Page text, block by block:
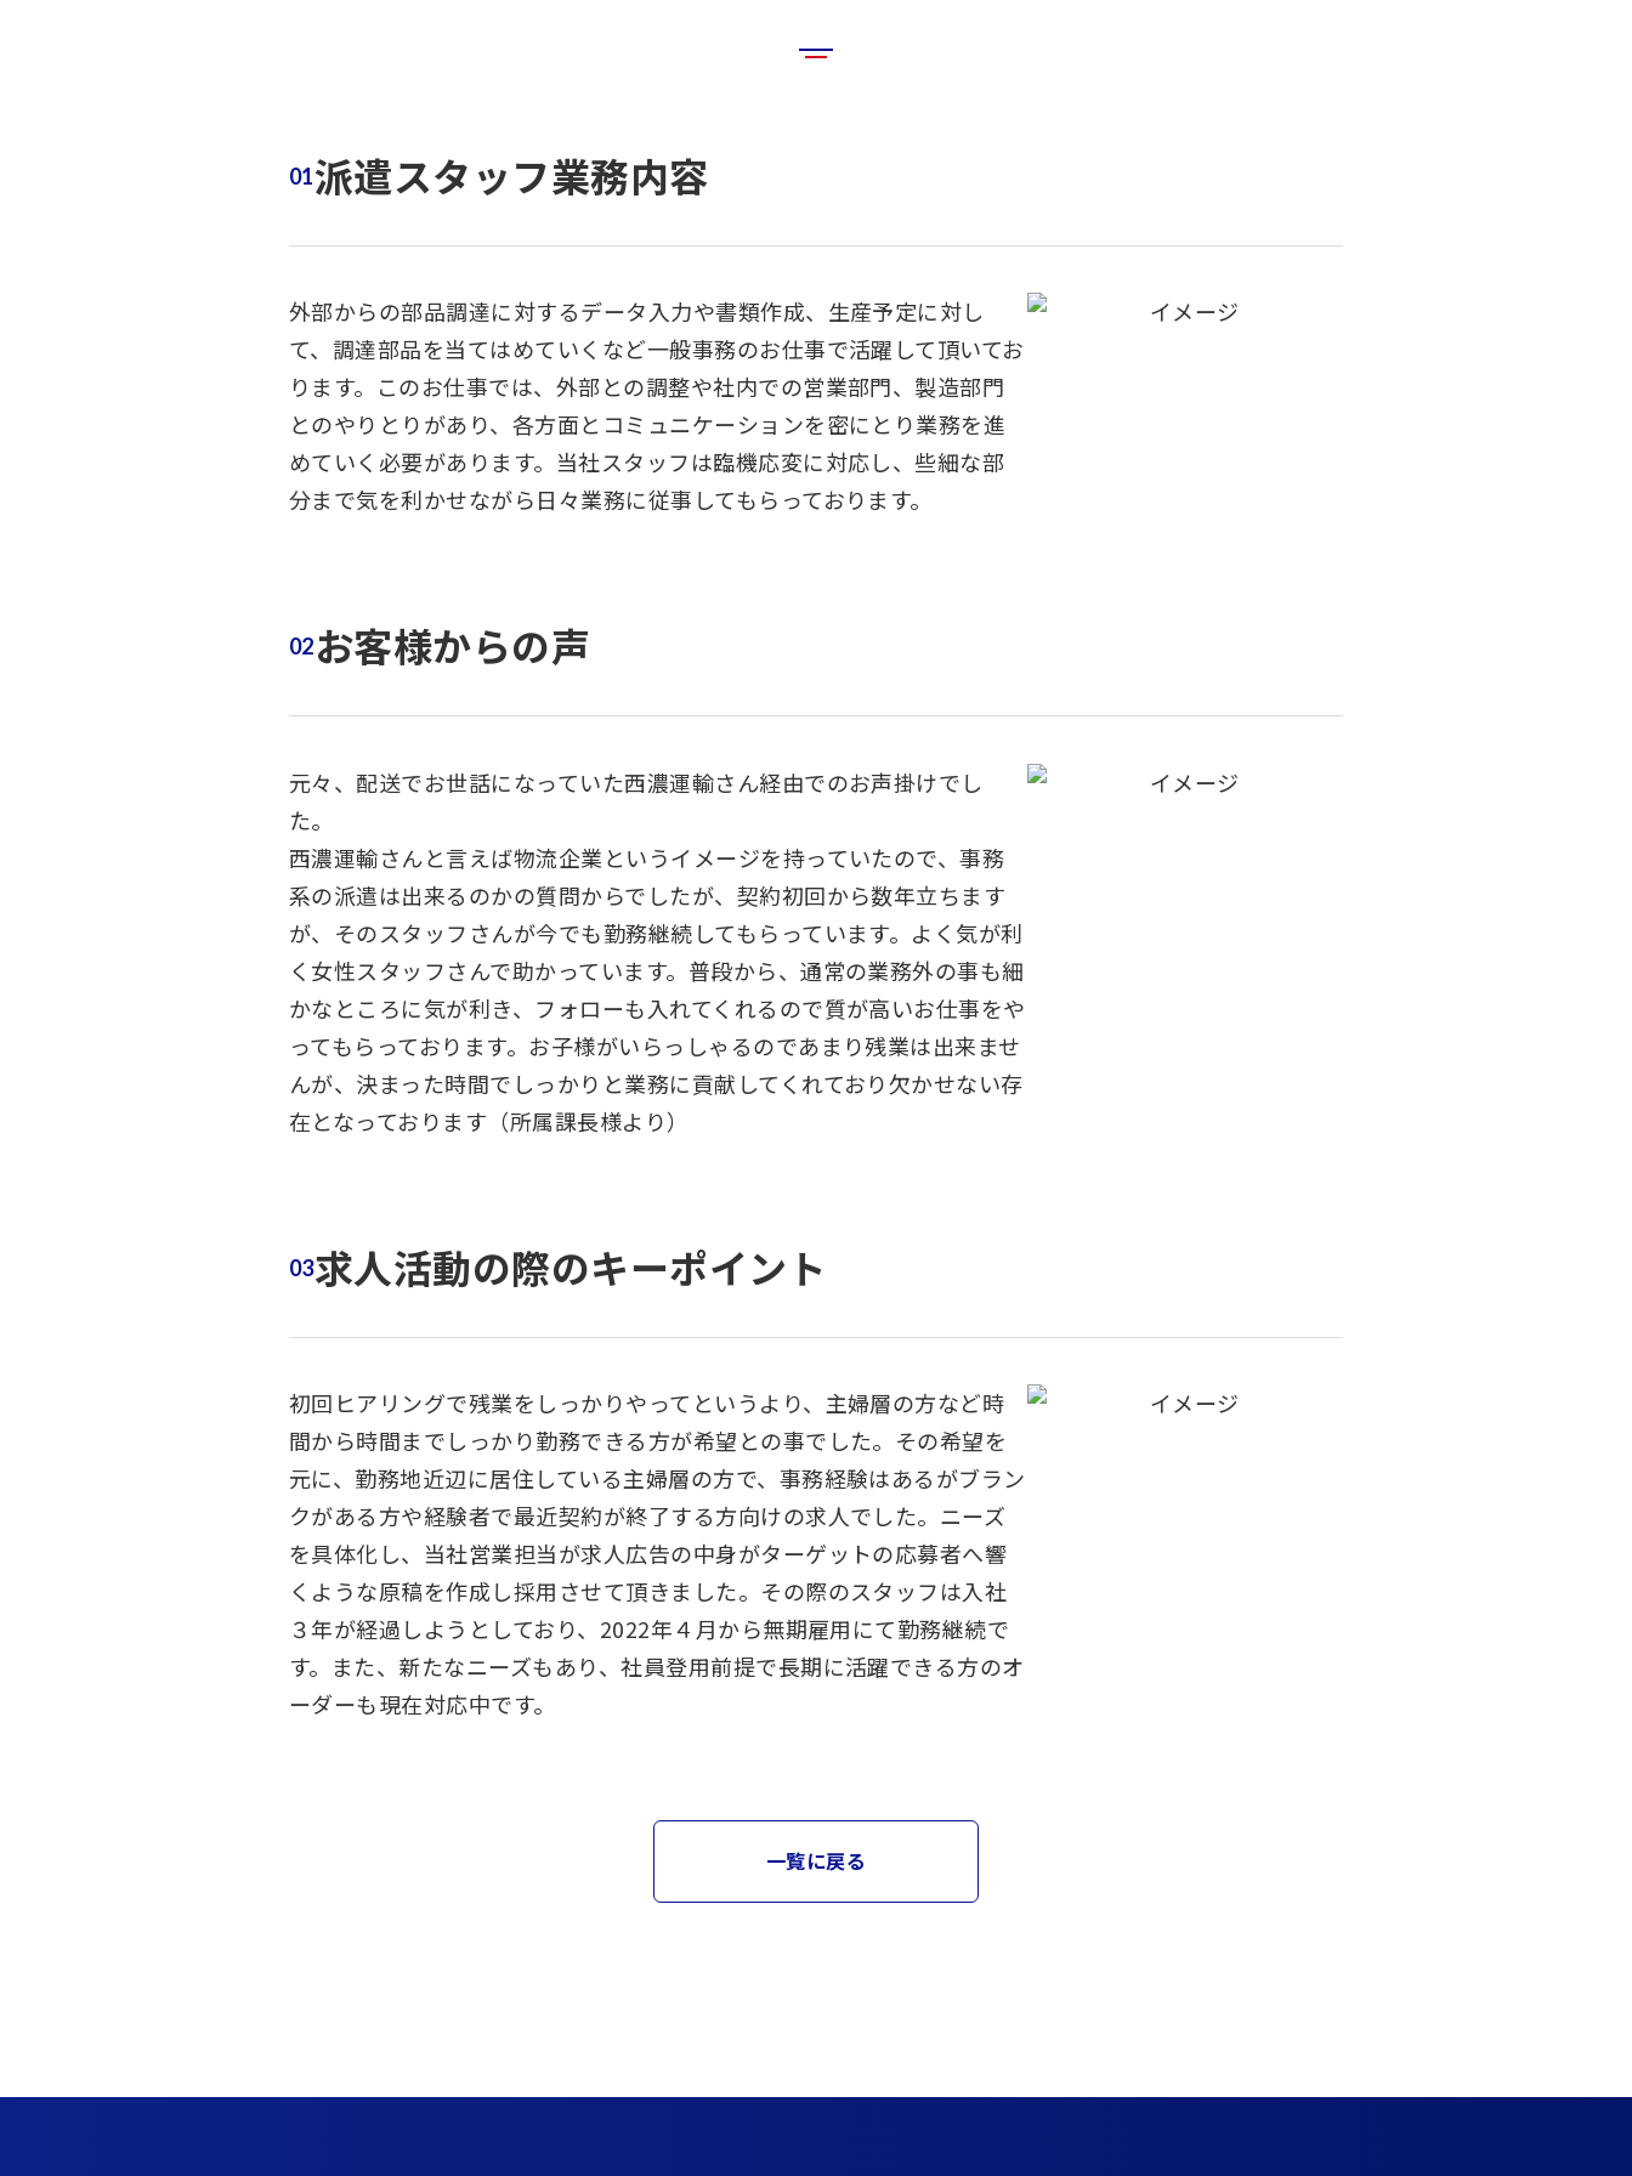
派遣スタッフ業務内容
外部からの部品調達に対するデータ入力や書類作成、生産予定に対し
て、調達部品を当てはめていくなど一般事務のお仕事で活躍して頂いてお
ります。このお仕事では、外部との調整や社内での営業部門、製造部門
とのやりとりがあり、各方面とコミュニケーションを密にとり業務を進
めていく必要があります。当社スタッフは臨機応変に対応し、些細な部
分まで気を利かせながら日々業務に従事してもらっております。
お客様からの声
元々、配送でお世話になっていた西濃運輸さん経由でのお声掛けでし
た。
西濃運輸さんと言えば物流企業というイメージを持っていたので、事務
系の派遣は出来るのかの質問からでしたが、契約初回から数年立ちます
が、そのスタッフさんが今でも勤務継続してもらっています。よく気が利
く女性スタッフさんで助かっています。普段から、通常の業務外の事も細
かなところに気が利き、フォローも入れてくれるので質が高いお仕事をや
ってもらっております。お子様がいらっしゃるのであまり残業は出来ませ
んが、決まった時間でしっかりと業務に貢献してくれており欠かせない存
在となっております（所属課長様より）
求人活動の際のキーポイント
初回ヒアリングで残業をしっかりやってというより、主婦層の方など時
間から時間までしっかり勤務できる方が希望との事でした。その希望を
元に、勤務地近辺に居住している主婦層の方で、事務経験はあるがブラン
クがある方や経験者で最近契約が終了する方向けの求人でした。ニーズ
を具体化し、当社営業担当が求人広告の中身がターゲットの応募者へ響
くような原稿を作成し採用させて頂きました。その際のスタッフは入社
３年が経過しようとしており、2022年４月から無期雇用にて勤務継続で
す。また、新たなニーズもあり、社員登用前提で長期に活躍できる方のオ
ーダーも現在対応中です。
一覧に戻る